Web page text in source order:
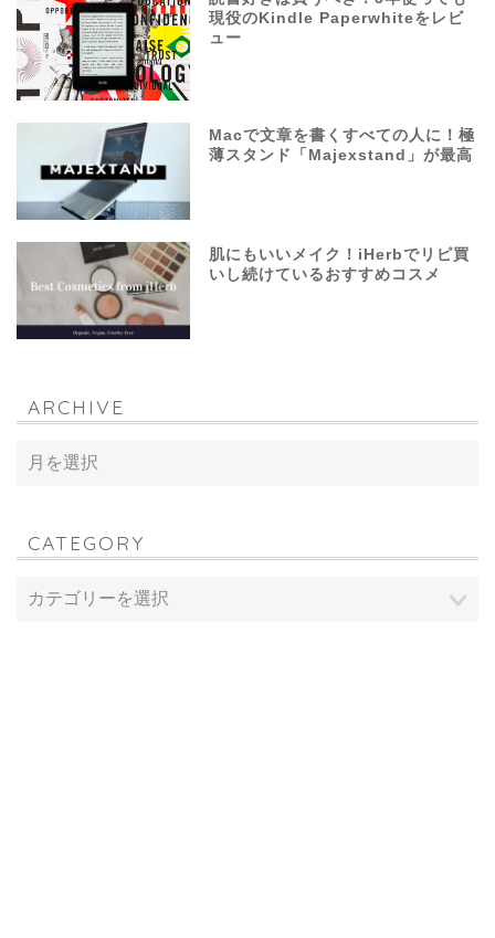
現役のKindle Paperwhiteをレビ
ュー
Macで文章を書くすべての人に！極
薄スタンド「Majexstand」が最高
肌にもいいメイク！iHerbでリピ買
いし続けているおすすめコスメ
ARCHIVE
CATEGORY